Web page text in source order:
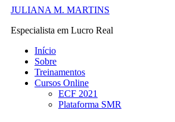
JULIANA M. MARTINS
Especialista em Lucro Real
Início
Sobre
Treinamentos
Cursos Online
ECF 2021
Plataforma SMR